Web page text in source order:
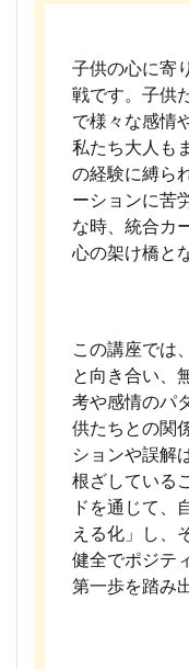
子供の心に寄
戦です。子供
で様々な感情
私たち大人も
の経験に縛ら
ーションに苦
な時、統合カ
心の架け橋と
この講座では
と向き合い、
考や感情のパ
供たちとの関
ションや誤解
根ざしている
ドを通じて、
える化」し、
健全でポジテ
第一歩を踏み